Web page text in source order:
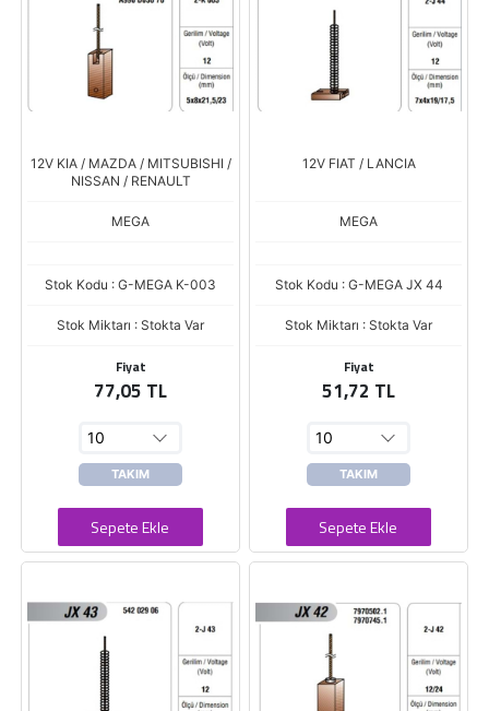
12V KIA / MAZDA / MITSUBISHI /
NISSAN / RENAULT
MEGA
Stok Kodu : G-MEGA K-003
Stok Miktarı : Stokta Var
Fiyat
77,05 TL
TAKIM
Sepete Ekle
12V FIAT / LANCIA
MEGA
Stok Kodu : G-MEGA JX 44
Stok Miktarı : Stokta Var
Fiyat
51,72 TL
TAKIM
Sepete Ekle